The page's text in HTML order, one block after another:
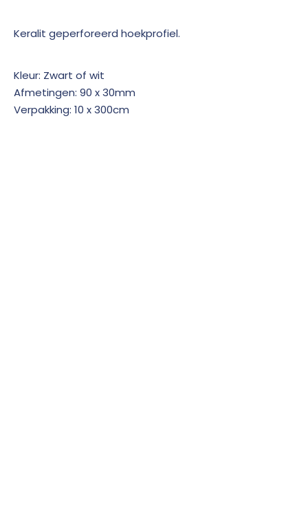
Keralit geperforeerd hoekprofiel.
Kleur: Zwart of wit
Afmetingen: 90 x 30mm
Verpakking: 10 x 300cm